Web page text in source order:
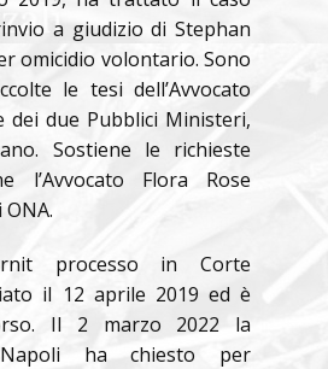
a giudizio di Stephan
omicidio volontario. Sono
le tesi dell’Avvocato
dei due Pubblici Ministeri,
Sostiene le richieste
l’Avvocato Flora Rose
processo in Corte
il 12 aprile 2019 ed è
Il 2 marzo 2022 la
ha chiesto per